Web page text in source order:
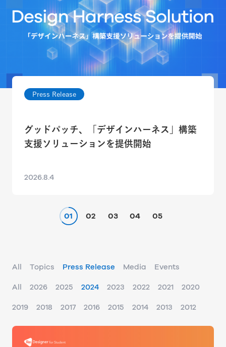
Press Release
グッドパッチ、「デザインハーネス」構築
支援ソリューションを提供開始
2026.8.4
01 02 03 04 05
All Topics Press Release Media Events
All 2026 2025 2024 2023 2022 2021 2020
2019 2018 2017 2016 2015 2014 2013 2012